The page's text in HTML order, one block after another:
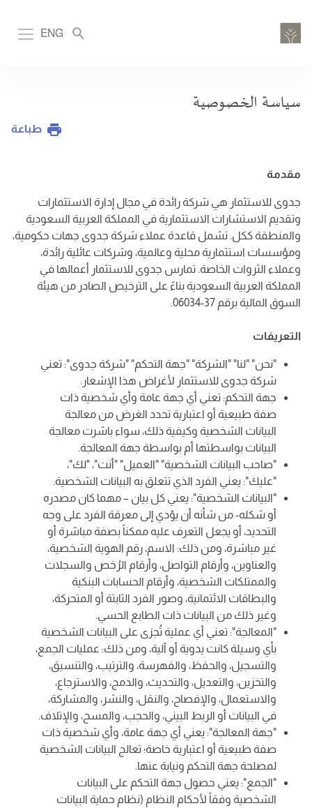
إلى
المحتوى
ENG
سياسة الخصوصية
طباعة
مقدمة
جدوى للاستثمار هي شركة رائدة في مجال إدارة الاستثمارات
وتقديم الاستشارات الاستثمارية في المملكة العربية السعودية
والمنطقة ككل. تشمل قاعدة عملاء شركة جدوى جهات حكومية،
ومؤسسات استثمارية محلية وعالمية، وشركات عائلية رائدة،
وعملاء الثروات الخاصة. تمارس جدوى للاستثمار أعمالها في
المملكة العربية السعودية بناءً على الترخيص الصادر من هيئة
السوق المالية برقم 37-06034.
التعريفات
"نحن" "لنا" "الشركة" "جهة التحكم" "شركة جدوى": تعني
شركة جدوى للاستثمار لأغراض هذا الإشعار.
جهة التحكم: تعني أي جهة عامة وأي شخصية ذات
صفة طبيعية أو اعتبارية تحدد الغرض من معالجة
البيانات الشخصية وكيفية ذلك، سواء باشرت معالجة
البيانات بواسطتها أم بواسطة جهة المعالجة.
"صاحب البيانات الشخصية" "العميل" "أنت"، "لك"،
"عليك": يعني الفرد الذي تتعلق به البيانات الشخصية.
"البيانات الشخصية": يعني كل بيان – مهما كان مصدره
أو شكله- من شأنه أن يؤدي إلى معرفة الفرد على وجه
التحديد، أو يجعل التعرف عليه ممكناً بصفة مباشرة أو
غير مباشرة، ومن ذلك: الاسم، رقم الهوية الشخصية،
والعناوين، وأرقام التواصل، وأرقام الرُخص والسجلات
والممتلكات الشخصية، وأرقام الحسابات البنكية
والبطاقات الائتمانية، وصور الفرد الثابتة أو المتحركة،
وغير ذلك من البيانات ذات الطابع الحسي.
"المعالجة": تعني أي عملية تُجرَى على البيانات الشخصية
بأي وسيلة كانت يدوية أو آلية، ومن ذلك: عمليات الجمع،
والتسجيل، والحفظ، والفهرسة، والترتيب، والتنسيق،
والتخزين، والتعديل، والتحديث، والدمج، والاسترجاع،
والاستعمال، والإفصاح، والنقل، والنشر، والمشاركة،
في البيانات أو الربط البيني، والحجب، والمسح، والإتلاف.
"جهة المعالجة": يعني أي جهة عامة، وأي شخصية ذات
صفة طبيعية أو اعتبارية خاصة؛ تعالج البيانات الشخصية
لمصلحة جهة التحكم ونيابة عنها.
"الجمع": يعني حصول جهة التحكم على البيانات
الشخصية وفقاً لأحكام النظام (نظام حماية البيانات